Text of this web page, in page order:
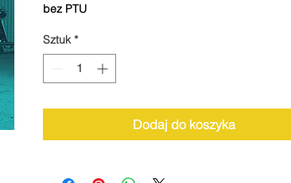
bez PTU
Sztuk *
Dodaj do koszyka